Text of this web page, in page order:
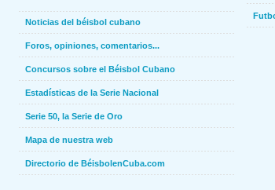
Noticias del béisbol cubano
Foros, opiniones, comentarios...
Concursos sobre el Béisbol Cubano
Estadísticas de la Serie Nacional
Serie 50, la Serie de Oro
Mapa de nuestra web
Directorio de BéisbolenCuba.com